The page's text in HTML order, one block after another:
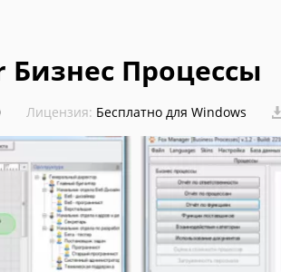
Бизнес Процессы
Лицензия: Бесплатно для Windows